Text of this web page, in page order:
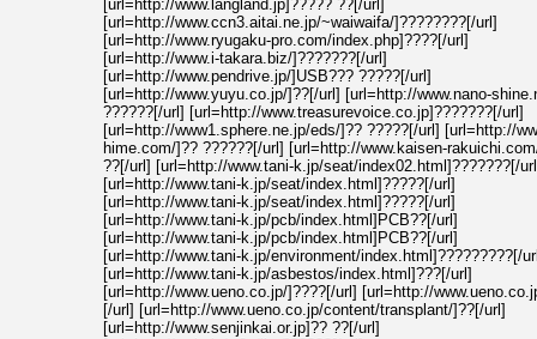
[url=http://www.langland.jp]????? ??[/url]
[url=http://www.ccn3.aitai.ne.jp/~waiwaifa/]????????[/url]
[url=http://www.ryugaku-pro.com/index.php]????[/url]
[url=http://www.i-takara.biz/]???????[/url]
[url=http://www.pendrive.jp/]USB??? ?????[/url]
[url=http://www.yuyu.co.jp/]??[/url] [url=http://www.nano-
??????[/url] [url=http://www.treasurevoice.co.jp]???????[/url]
[url=http://www1.sphere.ne.jp/eds/]?? ?????[/url] [url=http://
hime.com/]?? ??????[/url] [url=http://www.kaisen-
??[/url] [url=http://www.tani-k.jp/seat/index02.html]???????[/
[url=http://www.tani-k.jp/seat/index.html]?????[/url]
[url=http://www.tani-k.jp/seat/index.html]?????[/url]
[url=http://www.tani-k.jp/pcb/index.html]PCB??[/url]
[url=http://www.tani-k.jp/pcb/index.html]PCB??[/url]
[url=http://www.tani-k.jp/environment/index.html]?????????[/
[url=http://www.tani-k.jp/asbestos/index.html]???[/url]
[url=http://www.ueno.co.jp/]????[/url] [url=http://
[/url] [url=http://www.ueno.co.jp/content/transplant/]??[/url]
[url=http://www.senjinkai.or.jp]?? ??[/url]